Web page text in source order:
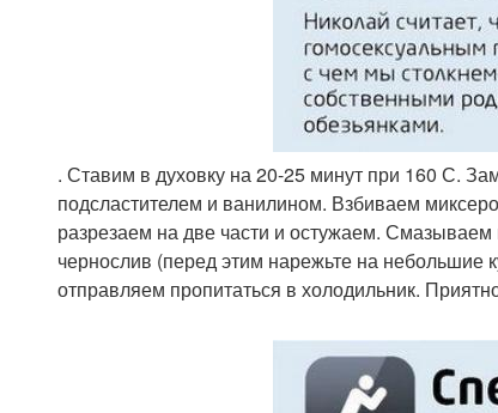
. Ставим в духовку на 20-25 минут при 160 С.
подсластителем и ванилином. Взбиваем
разрезаем на две части и остужаем.
чернослив (перед этим нарежьте на
отправляем пропитаться в холодильник.